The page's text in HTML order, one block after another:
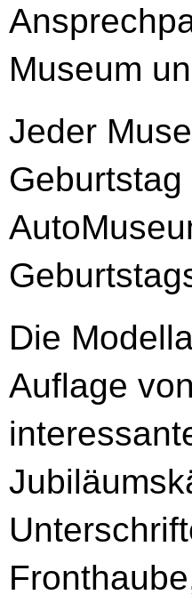
Museum
Jeder
Die
Auflage